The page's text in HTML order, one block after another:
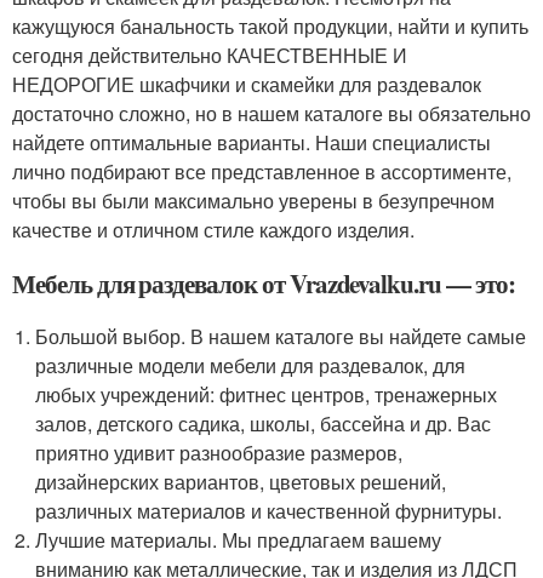
кажущуюся банальность такой продукции, найти и купить
сегодня действительно КАЧЕСТВЕННЫЕ И
НЕДОРОГИЕ шкафчики и скамейки для раздевалок
достаточно сложно, но в нашем каталоге вы обязательно
найдете оптимальные варианты. Наши специалисты
лично подбирают все представленное в ассортименте,
чтобы вы были максимально уверены в безупречном
качестве и отличном стиле каждого изделия.
Мебель для раздевалок от Vrazdevalku.ru — это:
Большой выбор. В нашем каталоге вы найдете самые
различные модели мебели для раздевалок, для
любых учреждений: фитнес центров, тренажерных
залов, детского садика, школы, бассейна и др. Вас
приятно удивит разнообразие размеров,
дизайнерских вариантов, цветовых решений,
различных материалов и качественной фурнитуры.
Лучшие материалы. Мы предлагаем вашему
вниманию как металлические, так и изделия из ЛДСП